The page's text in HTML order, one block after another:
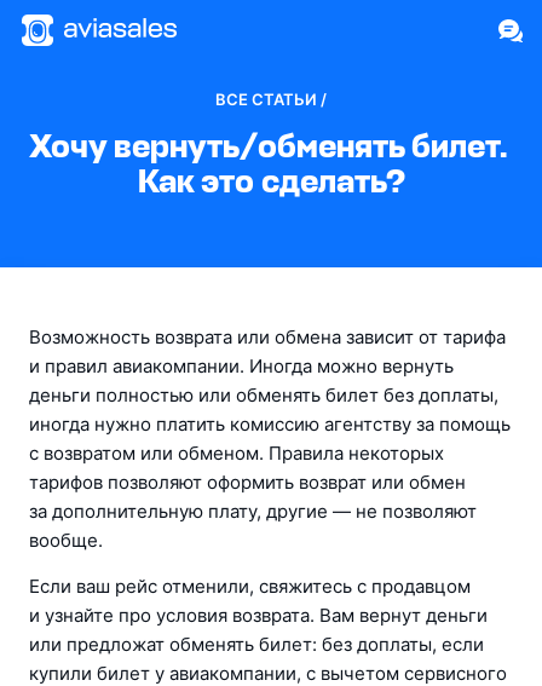
ВСЕ СТАТЬИ /
Хочу вернуть/обменять билет.
Как это сделать?
Возможность возврата или обмена зависит от тарифа
и правил авиакомпании. Иногда можно вернуть
деньги полностью или обменять билет без доплаты,
иногда нужно платить комиссию агентству за помощь
с возвратом или обменом. Правила некоторых
тарифов позволяют оформить возврат или обмен
за дополнительную плату, другие — не позволяют
вообще.
Если ваш рейс отменили, свяжитесь с продавцом
и узнайте про условия возврата. Вам вернут деньги
или предложат обменять билет: без доплаты, если
купили билет у авиакомпании, с вычетом сервисного